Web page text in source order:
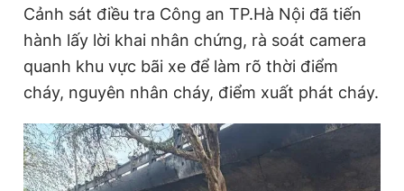
Thông tin tòa soạn Liên hệ quảng cáo
Đọc Thanh Niên trên điện thoại
Cảnh sát điều tra Công an TP.Hà Nội đã tiến
hành lấy lời khai nhân chứng, rà soát camera
quanh khu vực bãi xe để làm rõ thời điểm
cháy, nguyên nhân cháy, điểm xuất phát cháy.